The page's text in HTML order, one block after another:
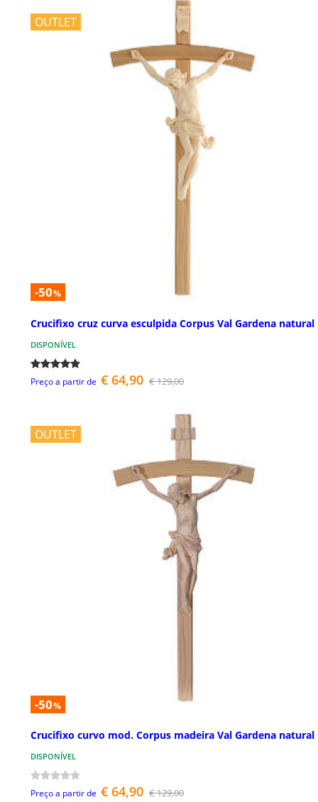
OUTLET
-50%
Crucifixo cruz curva esculpida Corpus Val Gardena natural
DISPONÍVEL
Preço a partir de € 64,90 € 129,00
OUTLET
-50%
Crucifixo curvo mod. Corpus madeira Val Gardena natural
DISPONÍVEL
Preço a partir de € 64,90 € 129,00